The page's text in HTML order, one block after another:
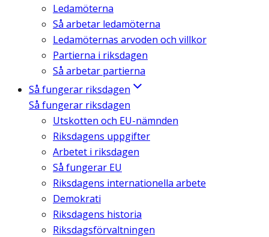
Ledamöterna
Så arbetar ledamöterna
Ledamöternas arvoden och villkor
Partierna i riksdagen
Så arbetar partierna
Så fungerar riksdagen
Så fungerar riksdagen
Utskotten och EU-nämnden
Riksdagens uppgifter
Arbetet i riksdagen
Så fungerar EU
Riksdagens internationella arbete
Demokrati
Riksdagens historia
Riksdagsförvaltningen